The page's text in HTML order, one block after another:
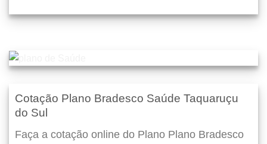
Cotação Plano Bradesco Saúde Taquaruçu
do Sul
Faça a cotação online do Plano Plano Bradesco